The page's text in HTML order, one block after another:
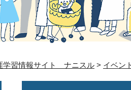
学習情報サイト ナニスル > イベン